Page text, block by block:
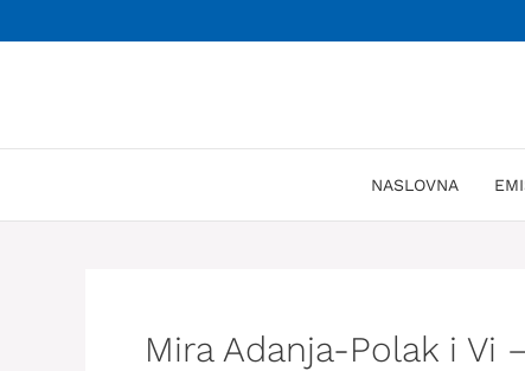
na
NASLOVNA
Mira Adanja-Polak i Vi